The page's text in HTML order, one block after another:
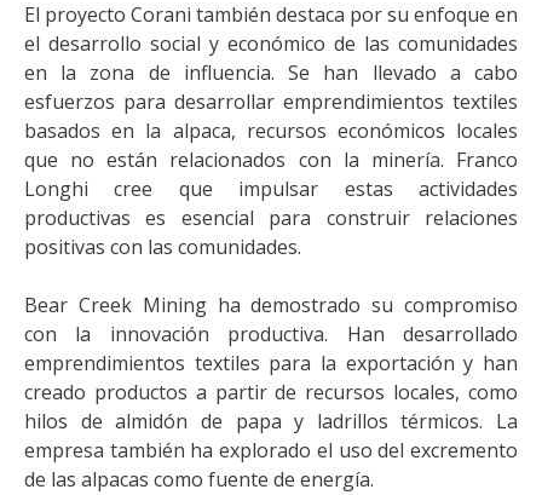
El proyecto Corani también destaca por su enfoque en
el desarrollo social y económico de las comunidades
en la zona de influencia. Se han llevado a cabo
esfuerzos para desarrollar emprendimientos textiles
basados en la alpaca, recursos económicos locales
que no están relacionados con la minería. Franco
Longhi cree que impulsar estas actividades
productivas es esencial para construir relaciones
positivas con las comunidades.
Bear Creek Mining ha demostrado su compromiso
con la innovación productiva. Han desarrollado
emprendimientos textiles para la exportación y han
creado productos a partir de recursos locales, como
hilos de almidón de papa y ladrillos térmicos. La
empresa también ha explorado el uso del excremento
de las alpacas como fuente de energía.